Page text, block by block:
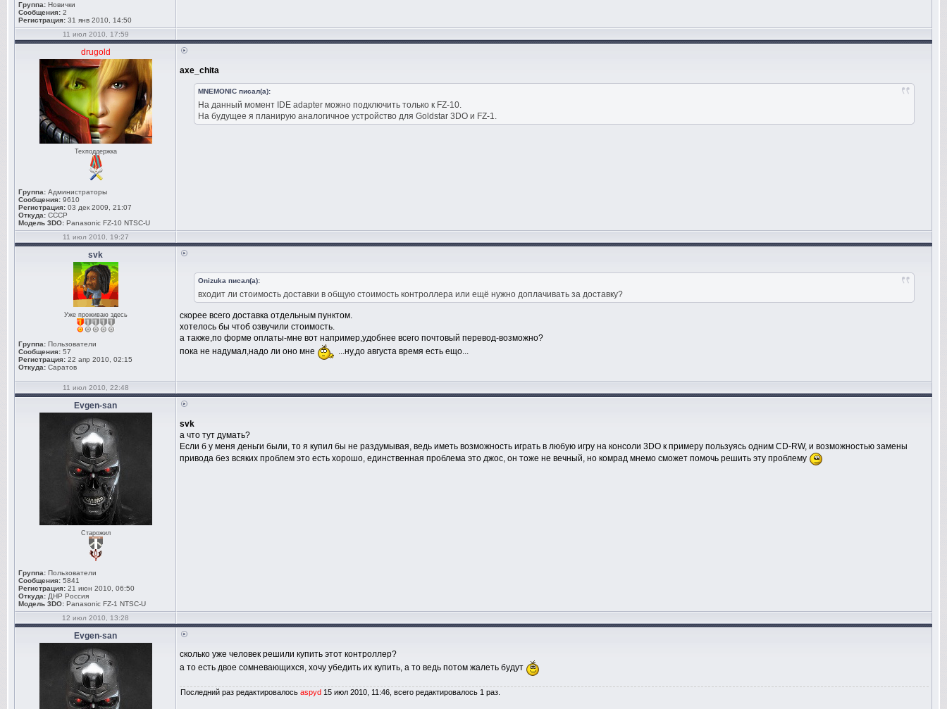
Группа: Новички
Сообщения: 2
Регистрация: 31 янв 2010, 14:50
11 июл 2010, 17:59
drugold
Техподдержка
Группа: Администраторы
Сообщения: 9610
Регистрация: 03 дек 2009, 21:07
Откуда: СССР
Модель 3DO: Panasonic FZ-10 NTSC-U
axe_chita
MNEMONIC писал(а):
На данный момент IDE adapter можно подключить только к FZ-10.
На будущее я планиpую аналогичное устройство для Goldstar 3DO и FZ-1.
11 июл 2010, 19:27
svk
Уже проживаю здесь
Группа: Пользователи
Сообщения: 57
Регистрация: 22 апр 2010, 02:15
Откуда: Саратов
Onizuka писал(а):
входит ли стоимость доставки в общую стоимость контроллера или ещё нужно доплачивать за доставку?
скорее всего доставка отдельным пунктом.
хотелось бы чтоб озвучили стоимость.
а также,по форме оплаты-мне вот например,удобнее всего почтовый перевод-возможно?
пока не надумал,надо ли оно мне
...ну,до августа время есть ещо...
11 июл 2010, 22:48
Evgen-san
Старожил
Группа: Пользователи
Сообщения: 5841
Регистрация: 21 июн 2010, 06:50
Откуда: ДНР Россия
Модель 3DO: Panasonic FZ-1 NTSC-U
svk
а что тут думать?
Eсли б у меня деньги были, то я купил бы не раздумывая, ведь иметь возможность играть в любую игру на консоли 3DO к примеру пользуясь одним CD-RW, и возможностью замены
привода без всяких проблем это есть хорошо, единственная проблема это джос, он тоже не вечный, но комрад мнемо сможет помочь решить эту проблему
12 июл 2010, 13:28
Evgen-san
сколько уже человек решили купить этот контроллер?
а то есть двое сомневающихся, хочу убедить их купить, а то ведь потом жалеть будут
Последний раз редактировалось aspyd 15 июл 2010, 11:46, всего редактировалось 1 раз.